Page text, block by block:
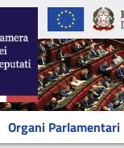
Organi Parlamentari